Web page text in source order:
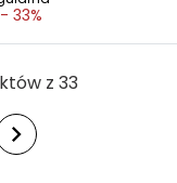
- 33%
z 33